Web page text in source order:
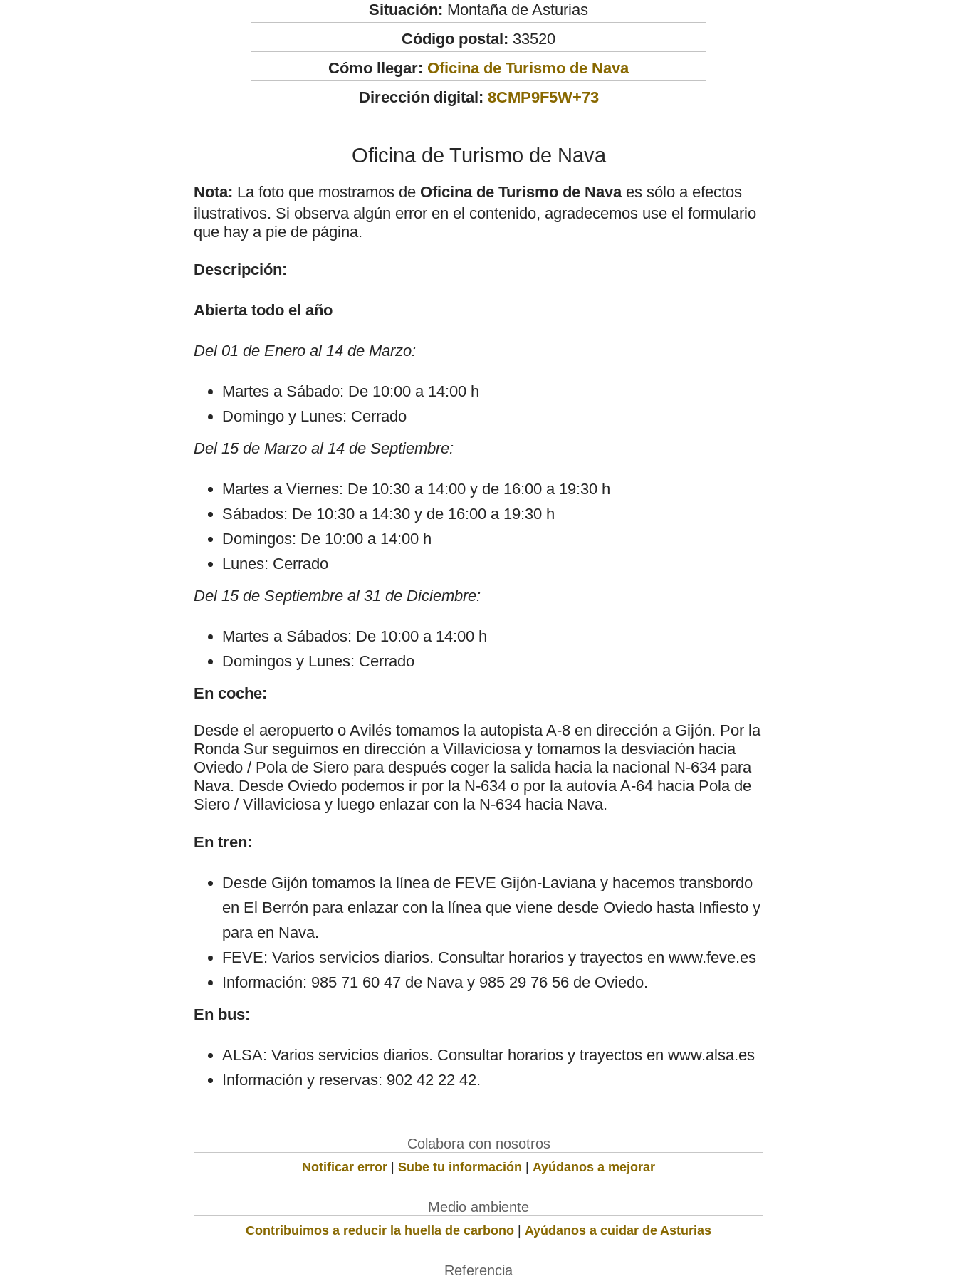
Situación: Montaña de Asturias
Código postal: 33520
Cómo llegar: Oficina de Turismo de Nava
Dirección digital: 8CMP9F5W+73
Oficina de Turismo de Nava
Nota: La foto que mostramos de Oficina de Turismo de Navaes sólo a efectos
ilustrativos. Si observa algún error en el contenido, agradecemos use el formulario
que hay a pie de página.
Descripción:
Abierta todo el año
Del 01 de Enero al 14 de Marzo:
Martes a Sábado: De 10:00 a 14:00 h
Domingo y Lunes: Cerrado
Del 15 de Marzo al 14 de Septiembre:
Martes a Viernes: De 10:30 a 14:00 y de 16:00 a 19:30 h
Sábados: De 10:30 a 14:30 y de 16:00 a 19:30 h
Domingos: De 10:00 a 14:00 h
Lunes: Cerrado
Del 15 de Septiembre al 31 de Diciembre:
Martes a Sábados: De 10:00 a 14:00 h
Domingos y Lunes: Cerrado
En coche:
Desde el aeropuerto o Avilés tomamos la autopista A-8 en dirección a Gijón. Por la
Ronda Sur seguimos en dirección a Villaviciosa y tomamos la desviación hacia
Oviedo / Pola de Siero para después coger la salida hacia la nacional N-634 para
Nava. Desde Oviedo podemos ir por la N-634 o por la autovía A-64 hacia Pola de
Siero / Villaviciosa y luego enlazar con la N-634 hacia Nava.
En tren:
Desde Gijón tomamos la línea de FEVE Gijón-Laviana y hacemos transbordo
en El Berrón para enlazar con la línea que viene desde Oviedo hasta Infiesto y
para en Nava.
FEVE: Varios servicios diarios. Consultar horarios y trayectos en www.feve.es
Información: 985 71 60 47 de Nava y 985 29 76 56 de Oviedo.
En bus:
ALSA: Varios servicios diarios. Consultar horarios y trayectos en www.alsa.es
Información y reservas: 902 42 22 42.
Colabora con nosotros
Notificar error | Sube tu información | Ayúdanos a mejorar
Medio ambiente
Contribuimos a reducir la huella de carbono | Ayúdanos a cuidar de Asturias
Referencia